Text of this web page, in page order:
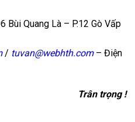
Bùi Quang Là – P.12 Gò Vấp
/ tuvan@webhth.com– Điện
Trân trọng !